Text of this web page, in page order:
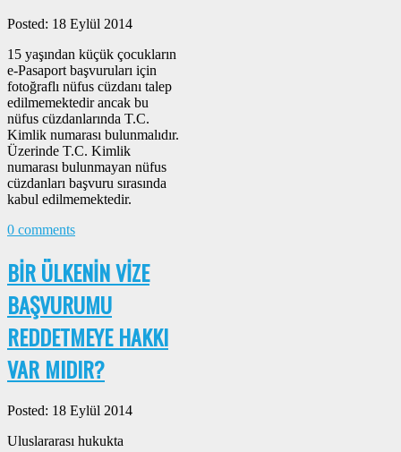
Posted: 18 Eylül 2014
15 yaşından küçük çocukların
e-Pasaport başvuruları için
fotoğraflı nüfus cüzdanı talep
edilmemektedir ancak bu
nüfus cüzdanlarında T.C.
Kimlik numarası bulunmalıdır.
Üzerinde T.C. Kimlik
numarası bulunmayan nüfus
cüzdanları başvuru sırasında
kabul edilmemektedir.
0 comments
BİR ÜLKENİN VİZE
BAŞVURUMU
REDDETMEYE HAKKI
VAR MIDIR?
Posted: 18 Eylül 2014
Uluslararası hukukta